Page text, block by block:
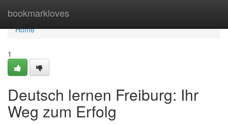
bookmarkloves
Home
Home
1
Deutsch lernen Freiburg: Ihr
Weg zum Erfolg